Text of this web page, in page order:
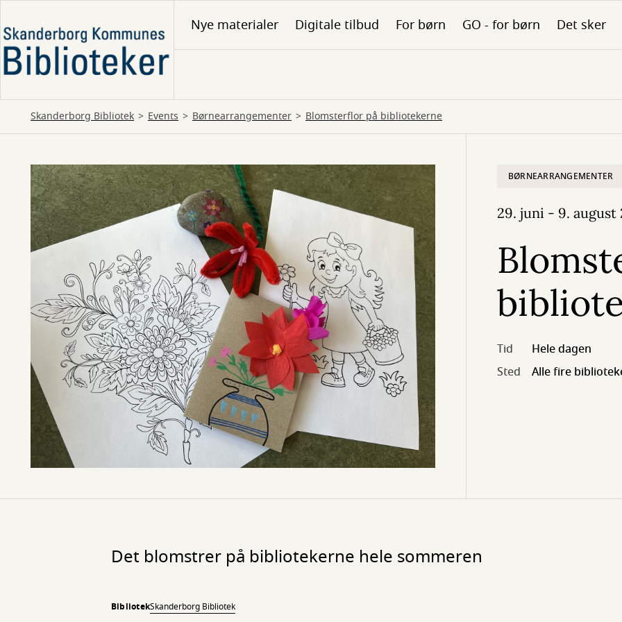
til
hovedindhold
Nye materialer Digitale tilbud For børn GO - for børn Det sker
Skanderborg Bibliotek Events Børnearrangementer Blomsterflor på bibliotekerne
BØRNEARRANGEMENTER
29. juni - 9. august
Tid
Hele dagen
Sted
Alle fire
Det blomstrer på bibliotekerne hele sommeren
BibliotekSkanderborg Bibliotek